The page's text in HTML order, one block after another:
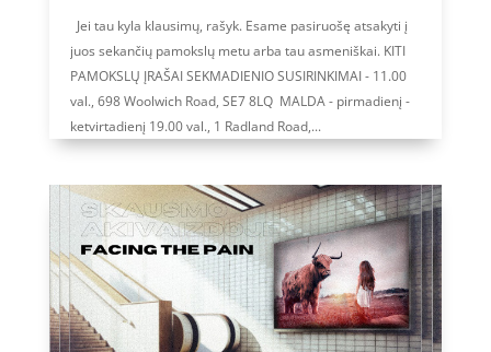
Jei tau kyla klausimų, rašyk. Esame pasiruošę atsakyti į
juos sekančių pamokslų metu arba tau asmeniškai. KITI
PAMOKSLŲ ĮRAŠAI SEKMADIENIO SUSIRINKIMAI - 11.00
val., 698 Woolwich Road, SE7 8LQ MALDA - pirmadienį -
ketvirtadienį 19.00 val., 1 Radland Road,...